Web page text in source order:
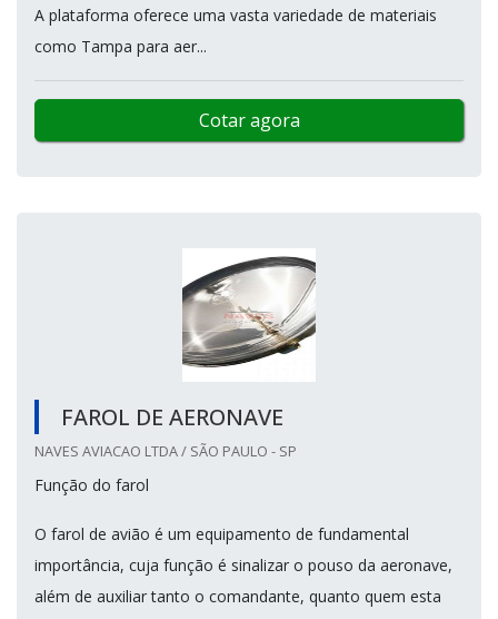
A plataforma oferece uma vasta variedade de materiais
como Tampa para aer...
Cotar agora
FAROL DE AERONAVE
NAVES AVIACAO LTDA / SÃO PAULO - SP
Função do farol
O farol de avião é um equipamento de fundamental
importância, cuja função é sinalizar o pouso da aeronave,
além de auxiliar tanto o comandante, quanto quem esta